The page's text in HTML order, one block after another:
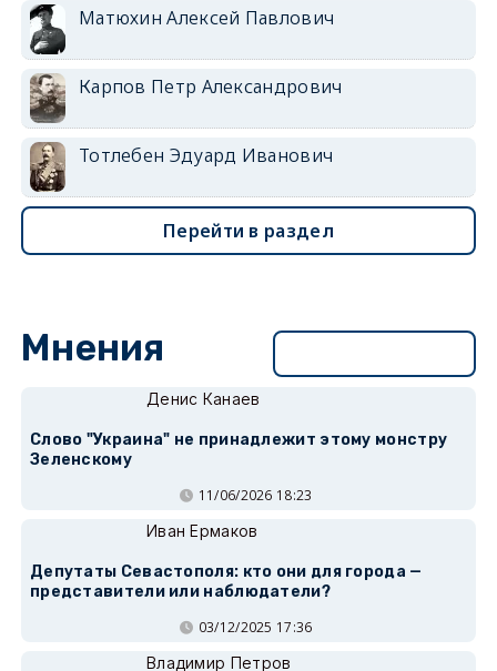
Матюхин Алексей Павлович
Карпов Петр Александрович
Тотлебен Эдуард Иванович
Перейти в раздел
Мнения
Денис Канаев
Слово "Украина" не принадлежит этому монстру
Зеленскому
11/06/2026 18:23
Иван Ермаков
Депутаты Севастополя: кто они для города —
представители или наблюдатели?
03/12/2025 17:36
Владимир Петров